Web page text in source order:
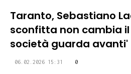
Taranto, Sebastiano
sconfitta non cambia
società guarda avanti'
06.02.2026 15:31 0